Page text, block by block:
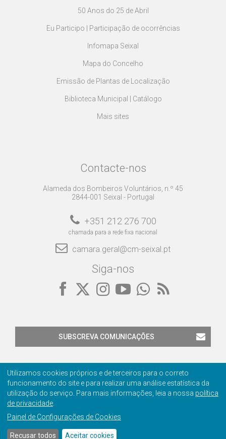
50 Anos do 25 de Abril
Eu Participo | Participação de ocorrências
Infomapa Seixal
Mapa do Concelho
Emissão de Plantas de Localização
Biblioteca Municipal | Catálogo
Mais sites
Contacte-nos
Alameda dos Bombeiros Voluntários, n.º 45
2844-001 Seixal - Portugal
+351 212 276 700
chamada para a rede fixa nacional
camara.geral@cm-seixal.pt
Siga-nos
SUBSCREVA COMUNICAÇÕES
Contactos
© 2001-2026 Câmara Municipal do Seixal
Utilizamos cookies próprios e de terceiros para o correto
funcionamento do site e para realizar uma análise estatística da
utilização do serviço. Para mais informações, leia a nossa política
de privacidade
Painel de Configurações de Cookies
Recusar todos Aceitar cookies